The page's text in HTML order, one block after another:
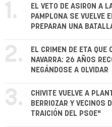
1.
EL VETO DE ASIRON A
PAMPLONA SE VUELVE
PREPARAN UNA
2.
EL CRIMEN DE ETA QUE
NAVARRA: 26 AÑOS
NEGÁNDOSE A OLVIDAR
3.
CHIVITE VUELVE A
BERRIOZAR Y VECINOS
TRAICIÓN DEL PSOE"